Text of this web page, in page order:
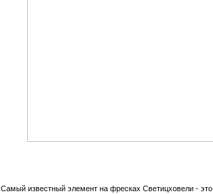
Самый известный элемент на фресках Светицховели -